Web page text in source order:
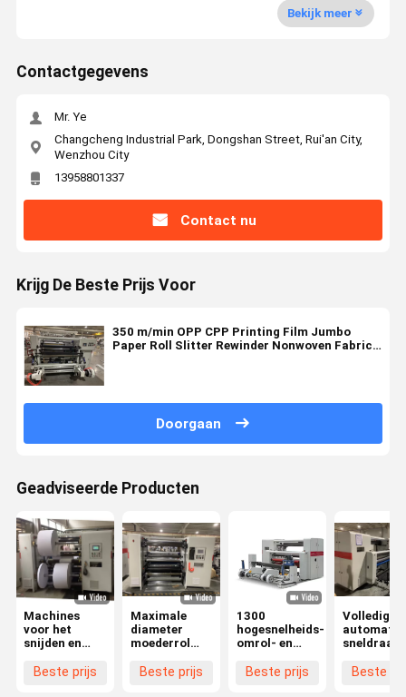
Bekijk meer
Contactgegevens
Mr. Ye
Changcheng Industrial Park, Dongshan Street, Rui'an City,
Wenzhou City
13958801337
Contact nu
Krijg De Beste Prijs Voor
350 m/min OPP CPP Printing Film Jumbo
Paper Roll Slitter Rewinder Nonwoven Fabric
Doorgaan
Geadviseerde Producten
Machines
voor het
snijden en
van
Beste prijs
Maximale
diameter
moederrol
High Speed
Beste prijs
1300
hogesnelheids-
omrol- en
voor bedekt
Beste prijs
Volledig
Beste